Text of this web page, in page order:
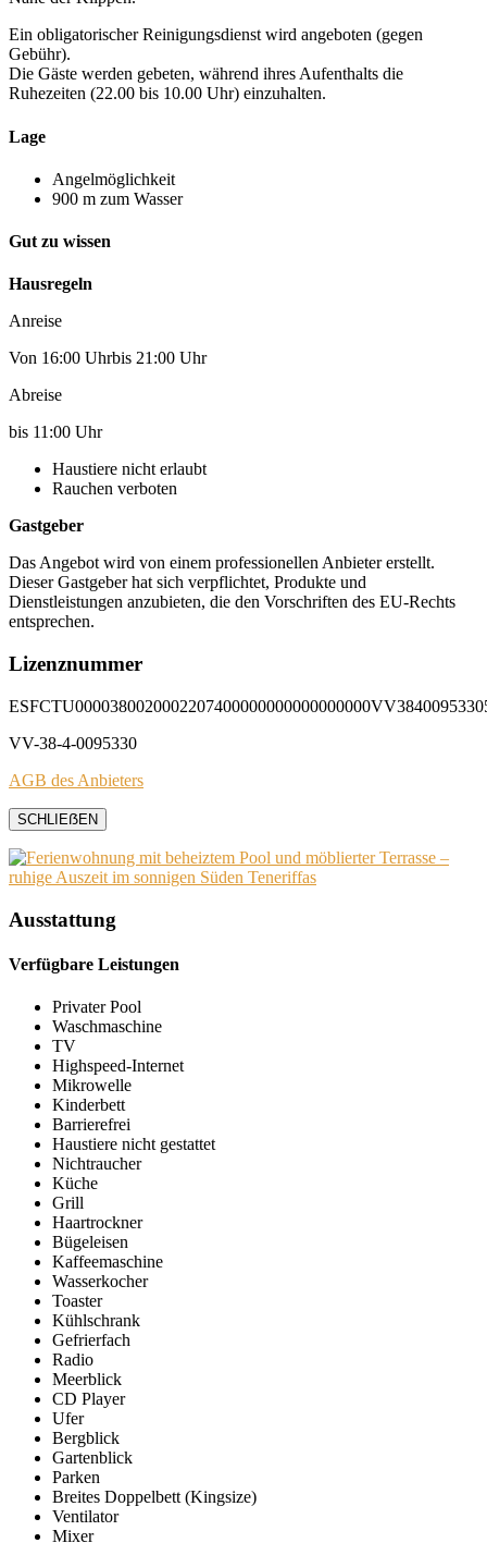
Ein obligatorischer Reinigungsdienst wird angeboten (gegen
Gebühr).
Die Gäste werden gebeten, während ihres Aufenthalts die
Ruhezeiten (22.00 bis 10.00 Uhr) einzuhalten.
Lage
Angelmöglichkeit
900 m zum Wasser
Gut zu wissen
Hausregeln
Anreise
Von 16:00 Uhrbis 21:00 Uhr
Abreise
bis 11:00 Uhr
Haustiere nicht erlaubt
Rauchen verboten
Gastgeber
Das Angebot wird von einem professionellen Anbieter erstellt.
Dieser Gastgeber hat sich verpflichtet, Produkte und
Dienstleistungen anzubieten, die den Vorschriften des EU-Rechts
entsprechen.
Lizenznummer
VV-38-4-0095330
AGB des Anbieters
SCHLIEẞEN
Ausstattung
Verfügbare Leistungen
Privater Pool
Waschmaschine
TV
Highspeed-Internet
Mikrowelle
Kinderbett
Barrierefrei
Haustiere nicht gestattet
Nichtraucher
Küche
Grill
Haartrockner
Bügeleisen
Kaffeemaschine
Wasserkocher
Toaster
Kühlschrank
Gefrierfach
Radio
Meerblick
CD Player
Ufer
Bergblick
Gartenblick
Parken
Breites Doppelbett (Kingsize)
Ventilator
Mixer